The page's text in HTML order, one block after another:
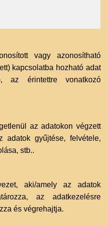
vagy azonosítható
kapcsolatba hozható adat
az érintettre vonatkozó
az adatokon végzett
adatok gyűjtése, felvétele,
stb..
aki/amely az adatok
az adatkezelésre
és végrehajtja.